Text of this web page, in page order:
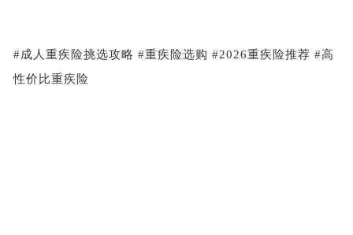
#成人重疾险挑选攻略 #重疾险选购 #2026重疾险推荐 #高
性价比重疾险